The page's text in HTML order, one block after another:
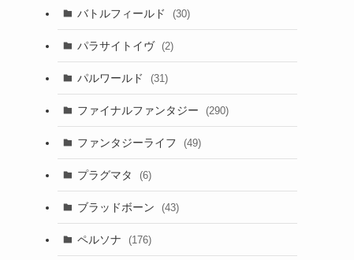
バトルフィールド (30)
パラサイトイヴ (2)
パルワールド (31)
ファイナルファンタジー (290)
ファンタジーライフ (49)
プラグマタ (6)
ブラッドボーン (43)
ペルソナ (176)